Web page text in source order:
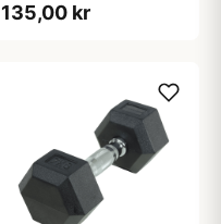
gummi - Riflet håndtag
135,00 kr